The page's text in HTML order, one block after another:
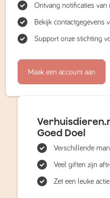
Ontvang notificaties van
Bekijk contactgegevens
Support onze stichting
Maak een account aan
Goed Doel
Verschillende
Veel giften zijn
Zet een leuke